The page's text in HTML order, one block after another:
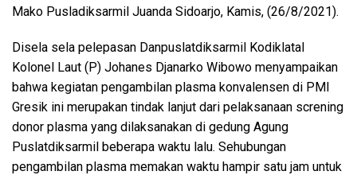
Mako Pusladiksarmil Juanda Sidoarjo, Kamis, (26/8/2021).
Disela sela pelepasan Danpuslatdiksarmil Kodiklatal
Kolonel Laut (P) Johanes Djanarko Wibowo menyampaikan
bahwa kegiatan pengambilan plasma konvalensen di PMI
Gresik ini merupakan tindak lanjut dari pelaksanaan screning
donor plasma yang dilaksanakan di gedung Agung
Puslatdiksarmil beberapa waktu lalu. Sehubungan
pengambilan plasma memakan waktu hampir satu jam untuk